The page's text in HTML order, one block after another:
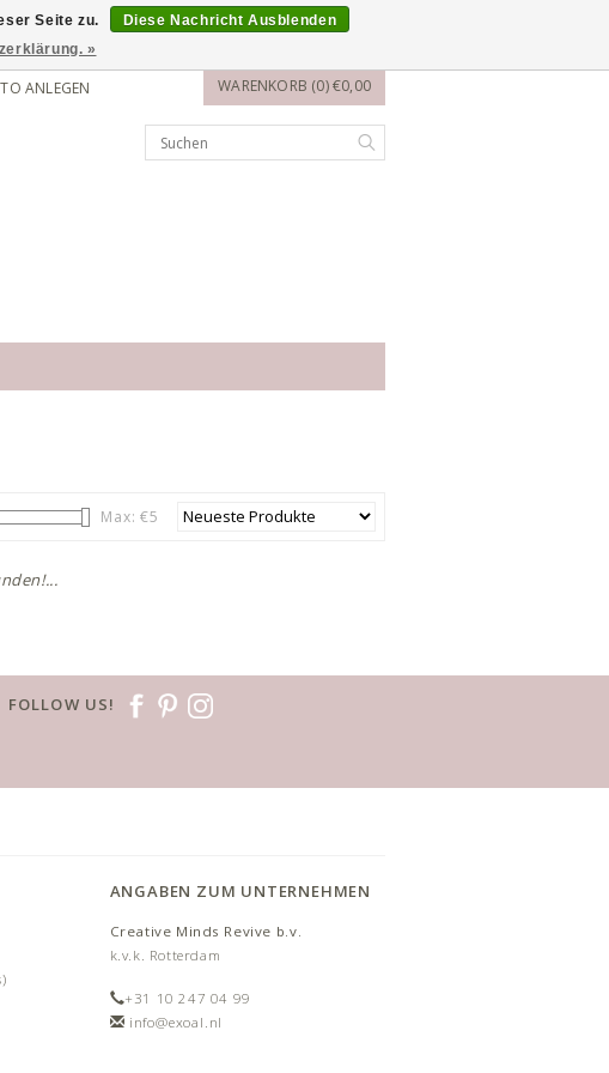
ANLEGEN WARENKORB (0) €0,00
Max: €5
Seite zu.
Diese Nachricht Ausblenden
»
FOLLOW US!
ANGABEN ZUM UNTERNEHMEN
Creative Minds Revive b.v.
k.v.k. Rotterdam
+31 10 247 04 99
info@exoal.nl